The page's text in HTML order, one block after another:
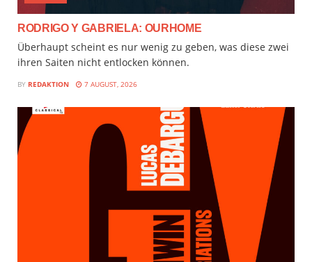
RODRIGO Y GABRIELA: OURHOME
Überhaupt scheint es nur wenig zu geben, was diese zwei
ihren Saiten nicht entlocken können.
BY REDAKTION 7 AUGUST, 2026